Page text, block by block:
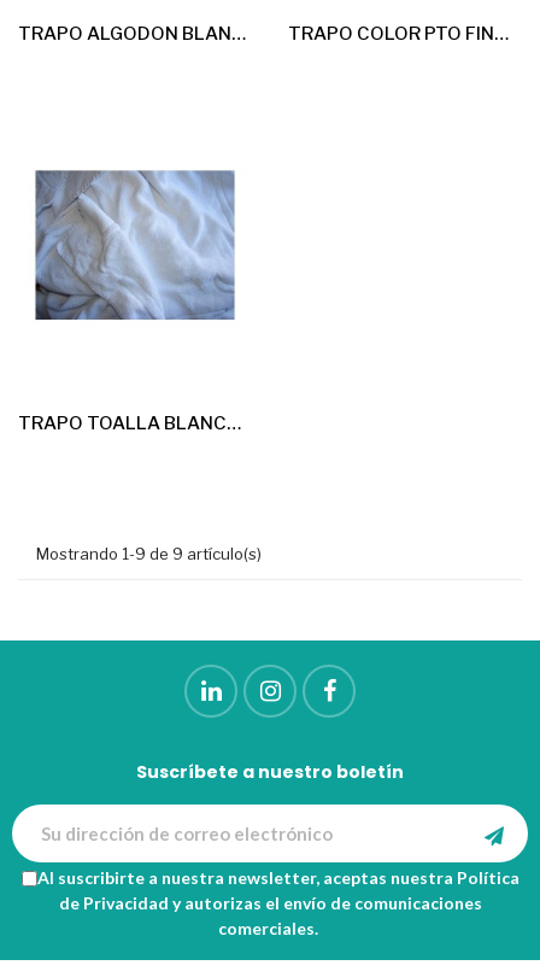
TRAPO ALGODON BLANCO NIEVE 25kg ( CABOS ) TRAPO COLOR PTO FINO EXTRA 25kg
TRAPO TOALLA BLANCA 25kg
Mostrando 1-9 de 9 artículo(s)
Suscríbete a nuestro boletín
Al suscribirte a nuestra newsletter, aceptas nuestra Política
de Privacidad y autorizas el envío de comunicaciones
comerciales.